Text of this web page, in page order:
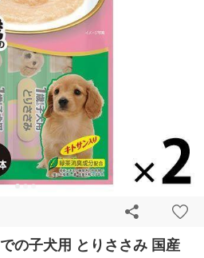
の子犬用 とりささみ 国産